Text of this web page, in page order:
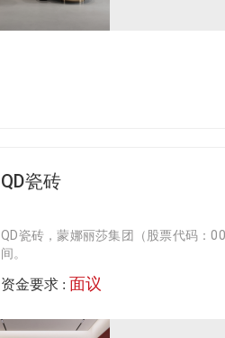
QD瓷砖
QD瓷砖，蒙娜丽莎集团（股票代码：
间。
资金要求 : 面议